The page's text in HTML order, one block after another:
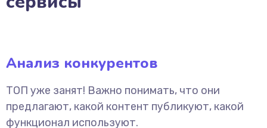
Анализ конкурентов
ТОП уже занят! Важно понимать, что они
предлагают, какой контент публикуют, какой
функционал используют.